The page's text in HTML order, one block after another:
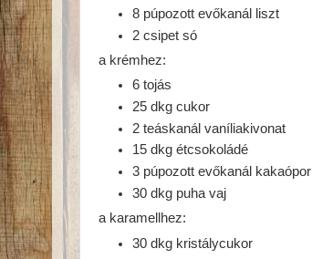
8 púpozott evőkanál liszt
2 csipet só
a krémhez:
6 tojás
25 dkg cukor
2 teáskanál vaníliakivonat
15 dkg étcsokoládé
3 púpozott evőkanál kakaópor
30 dkg puha vaj
a karamellhez:
30 dkg kristálycukor